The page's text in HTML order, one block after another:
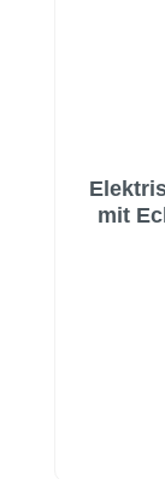
mit